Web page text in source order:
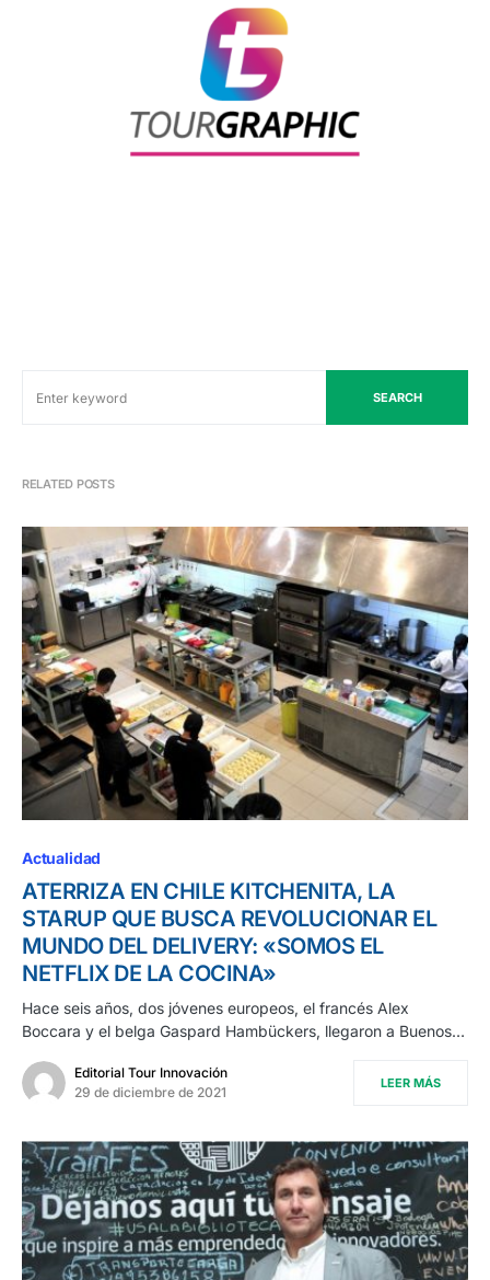
SEARCH
RELATED POSTS
Actualidad
ATERRIZA EN CHILE KITCHENITA, LA
STARUP QUE BUSCA REVOLUCIONAR EL
MUNDO DEL DELIVERY: «SOMOS EL
NETFLIX DE LA COCINA»
Hace seis años, dos jóvenes europeos, el francés Alex
Boccara y el belga Gaspard Hambückers, llegaron a Buenos…
Editorial Tour Innovación
29 de diciembre de 2021
LEER MÁS